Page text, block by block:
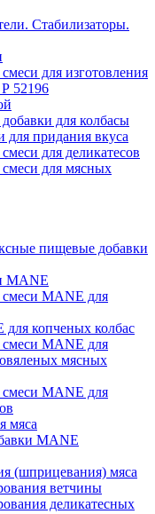
Стабилизаторы.
для изготовления
52196
для колбасы
для придания вкуса
для деликатесов
для мясных
пищевые добавки
MANE
смеси MANE для
копченых колбас
смеси MANE для
мясных
смеси MANE для
мяса
MANE
(шприцевания) мяса
ветчины
деликатесных